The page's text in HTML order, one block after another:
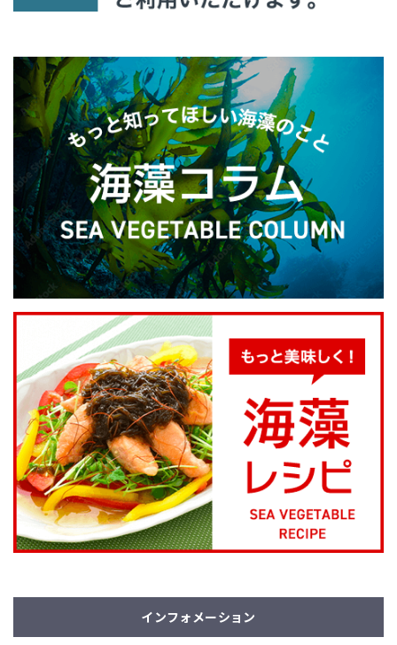
インフォメーション